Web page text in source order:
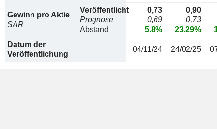
Gewinn pro Aktie
SAR
Veröffentlicht
Prognose
Abstand
0,73
0,69
5.8%
0,90
0,73
23.29%
Datum der
Veröffentlichung
04/11/24 24/02/25